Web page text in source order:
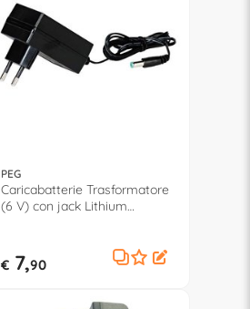
PEG
Caricabatterie Trasformatore
(6 V) con jack Lithium
€7,90